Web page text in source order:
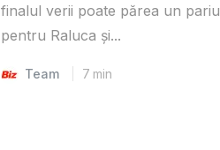
finalul verii poate părea un
pentru Raluca și...
Team 7 min